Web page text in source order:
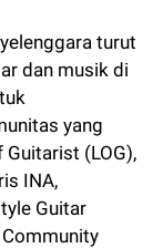
turut
dan musik di
yang
Guitarist (LOG),
INA,
Guitar